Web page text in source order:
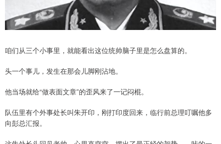
咱们从三个小事里，就能看出这位统帅脑子里是怎么盘算的。
头一个事儿，发生在那会儿脚刚沾地。
他当场就给“做表面文章”的歪风来了一记闷棍。
队伍里有个外事处长叫朱开印，刚打印度回来，临行前总理叮嘱他多
向彭总汇报。